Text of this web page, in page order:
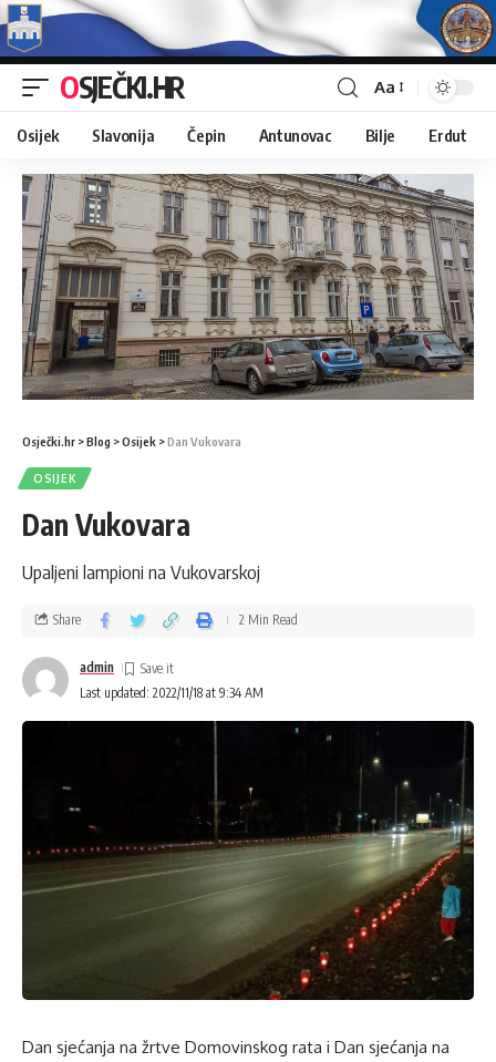
OSJEČKI.HR Aa
Osijek Slavonija Čepin Antunovac Bilje Erdut
Osječki.hr >Blog >Osijek >Dan Vukovara
OSIJEK
Dan Vukovara
Upaljeni lampioni na Vukovarskoj
Last updated: 2022/11/18 at 9:34 AM
admin
Share 2 Min Read
Dan sjećanja na žrtve Domovinskog rata i Dan sjećanja na